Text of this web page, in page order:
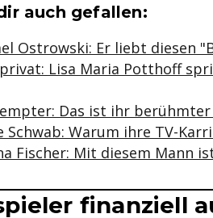
zum Inhalt
auch gefallen:
Ostrowski: Er liebt diesen
Lisa Maria Potthoff
Das ist ihr
Warum ihre TV-
Fischer: Mit diesem Mann
finanziell